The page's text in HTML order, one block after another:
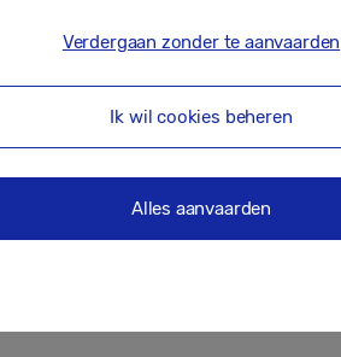
Verdergaan zonder te aanvaarden
Ik wil cookies beheren
Alles aanvaarden